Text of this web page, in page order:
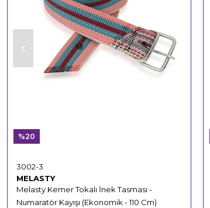
MELASTY
Melasty Kemer Tokalı İnek Tasması -
Numaratör Kayışı (Ekonomik - 110 Cm)
3002-3
%20